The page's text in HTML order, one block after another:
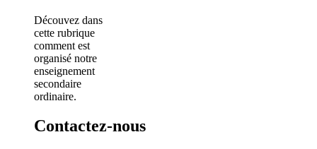
Découvez dans
cette rubrique
comment est
organisé notre
enseignement
secondaire
ordinaire.
Contactez-nous